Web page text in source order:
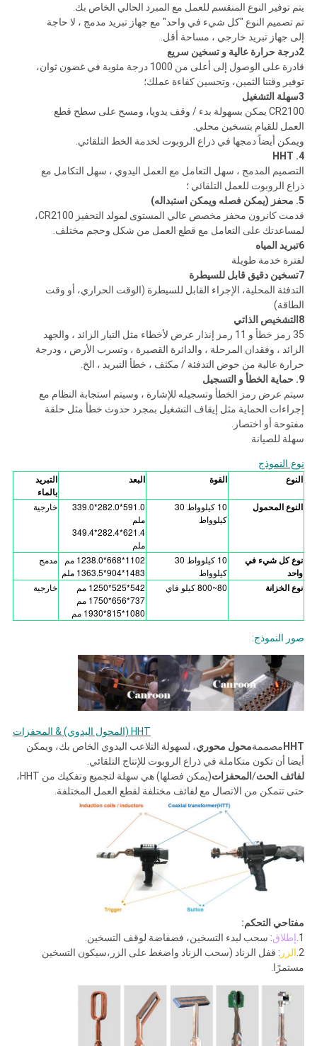
يتم توفير النوع المنقسم للعمل مع المبرد الحالي الخاص بك.
تم تصميم النوع "كل شيء في واحد" مع جهاز تبريد مدمج ، لا حاجة
إلى جهاز تبريد خارجي ، مساحة أقل.
2درجة حرارة عالية و تسخين سريع
قادرة على الوصول إلى أعلى من 1000 درجة مئوية في غضون ثوان،
توفير وقتنا الثمين، وتحسين كفاءة عملك؛
3سهلة التشغيل
CR2100 يمكن بسهولة بدء / وقف يدويا، ومسح على سطح قطع
العمل للقيام بتسخين محلي.
ويمكن أيضاً دمجها في ذراع الروبوت لخدمة الخط التلقائي.
4. HHT
التصميم المدمج ، سهل التعامل مع العمل اليدوي ، سهل التكامل مع
ذراع الروبوت للعمل التلقائي ؛
5. محفز (يمكن فصله ويمكن استبداله)
قدمت كانرون محفز مخصص عالي المستوى لمولد التحفيز CR2100،
لمساعدتك على التعامل مع قطع العمل من شكل وحجم مختلف.
6تبريد المياه
لفترة خدمة طويلة
7تسخين دقيق قابل للسيطرة
التدفئة المحلية، الإجراء القابل للسيطرة (الوقت الحراري، أو وقت
الطاقة)
8التشخيص الذاتي
35 رمز خطأ و 11 رمز إنذار عرض لأخطاء مثل التيار الزائد ، والجهد
الزائد ، وفقدان المرحلة ، والدائرة القصيرة ، وتسرب الأرض ، ودرجة
حرارة عالية من حوض التدفئة / مكثف ، خطأ التبريد ، الخ.
9. حماية الخطأ و التسجيل
سيتم عرض رمز الخطأ وتسجيله للإشارة ، وسيتم استجابة النظام مع
إجراءات الحماية مثل إيقاف التشغيل بمجرد حدوث خطأ مثل حلقة
مفتوحة أو اختصار.
سهلة للصيانة
نوع النموذج
النوع القوة البعد
التبريد
بالماء
النوع المحمول
10 كيلوواط 30
كيلوواط
591.0*282.0*339.0
ملم
621.4*282.4*349.4
ملم
خارجية
نوع كل شيء في
واحد
10 كيلوواط 30
كيلوواط
1102*668*1238.0 مم
1483*904*1363.5 ملم
مدمج
نوع الخزانة 80~800 كيلو فاي
542*525*1250 مم
737*656*1750 مم
1080*815*1930 مم
خارجية
صور النموذج:
HHT (المحول اليدوي) & المحفزات
HHTمصممةمحول محوري، لسهولة التلاعب اليدوي الخاص بك، ويمكن
أيضا أن تكون متكاملة في ذراع الروبوت للإنتاج التلقائي.
لفائف الحث/المحفزات
(يمكن فصلها) هي سهلة لتجميع وتفكيك من HHT،
حتى تتمكن من الاتصال مع لفائف مختلفة لقطع العمل المختلفة.
مفتاحي التحكم:
1. إطلاق: سحب لبدء التسخين، فضفاضة لوقف التسخين.
2. الزر : قفل الزناد (سحب الزناد واضغط على الزر،سيكون التسخين
مستمرًا.